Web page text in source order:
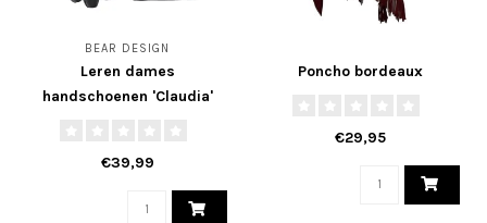
BEAR DESIGN
Leren dames
handschoenen 'Claudia'
€39,99
Poncho bordeaux
€29,95